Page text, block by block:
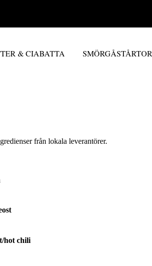
& CIABATTA SMÖRGÅSTÅRTOR
från lokala leverantörer.
hot chili